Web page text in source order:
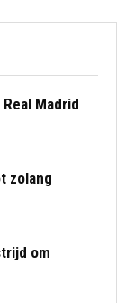
Madrid
zolang
om